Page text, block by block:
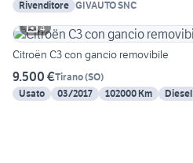
Rivenditore GIVAUTO SNC
4
Citroën C3 con gancio removibile
9.500 €Tirano(SO)
Usato
03/2017 102000 Km Diesel